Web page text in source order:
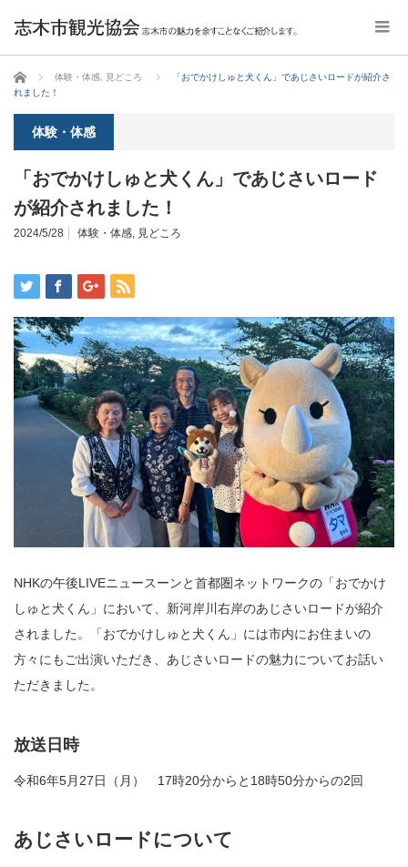
ホーム 体験・体感 見どころ
「おでかけしゅと犬くん」であじさいロードが紹介さ
れました！
体験・体感
「おでかけしゅと犬くん」であじさいロード
が紹介されました！
2024/5/28 体験・体感, 見どころ
NHKの午後LIVEニュースーンと首都圏ネットワークの「おでかけ
しゅと犬くん」において、新河岸川右岸のあじさいロードが紹介
されました。「おでかけしゅと犬くん」には市内にお住まいの
方々にもご出演いただき、あじさいロードの魅力についてお話い
ただきました。
放送日時
令和6年5月27日（月） 17時20分からと18時50分からの2回
あじさいロードについて